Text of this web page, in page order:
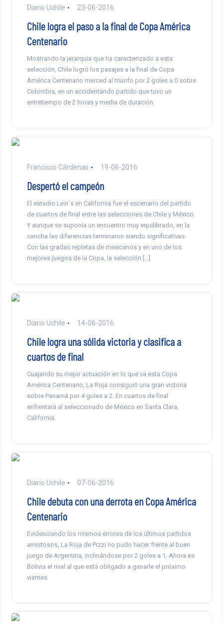
Diario Uchile 23-06-2016
Chile logra el paso a la final de Copa América
Centenario
Mostrando la jerarquía que ha caracterizado a esta
selección, Chile logró los pasajes a la final de Copa
América Centenario merced al triunfo por 2 goles a 0 sobre
Colombia, en un accidentando partido que tuvo un
entretiempo de 2 horas y media de duración.
Francisco Cárdenas 19-06-2016
Despertó el campeón
El estadio Levi´s en California fue el escenario del partido
de cuartos de final entre las selecciones de Chile y México.
Y aunque se suponía un encuentro muy equilibrado, en la
cancha las diferencias terminaron siendo significativas.
Con las gradas repletas de mexicanos y en uno de los
mejores juegos de la Copa, la selección […]
Diario Uchile 14-06-2016
Chile logra una sólida victoria y clasifica a
cuartos de final
Cuajando su mejor actuación en lo que va esta Copa
América Centenario, La Roja consiguió una gran victoria
sobre Panamá por 4 goles a 2. En cuartos de final
enfrentará al seleccionado de México en Santa Clara,
California.
Diario Uchile 07-06-2016
Chile debuta con una derrota en Copa América
Centenario
Evidenciando los mismos errores de los últimos partidos
amistosos, La Roja de Pizzi no pudo hacer frente al buen
juego de Argentina, inclinándose por 2 goles a 1. Ahora es
Bolivia el rival al que está obligado a ganarle el próximo
viernes